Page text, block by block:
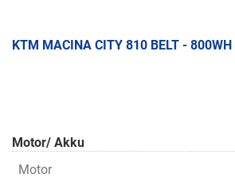
KTM MACINA CITY 810 BELT -
Motor/ Akku
Motor